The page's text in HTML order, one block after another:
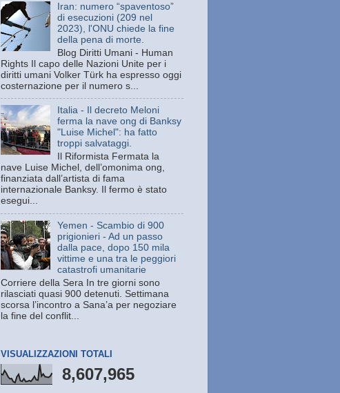
Iran: numero “spaventoso”
di esecuzioni (209 nel
2023), l'ONU chiede la fine
della pena di morte.
Blog Diritti Umani - Human
Rights Il capo delle Nazioni Unite per i
diritti umani Volker Türk ha espresso oggi
costernazione per il numero s...
Italia - Il decreto Meloni
ferma la nave ong di Banksy
"Luise Michel": ha fatto
troppi salvataggi.
Il Riformista Fermata la
nave Luise Michel, dell’omonima ong,
finanziata dall’artista di fama
internazionale Banksy. Il fermo è stato
esegui...
Yemen - Scambio di 900
prigionieri - Ad un passo
dalla pace, dopo 150 mila
vittime e una tra le peggiori
catastrofi umanitarie
Corriere della Sera In tre giorni sono
rilasciati quasi 900 detenuti. Settimana
scorsa l’incontro a Sana’a per negoziare
la fine del conflit...
VISUALIZZAZIONI TOTALI
8,607,965